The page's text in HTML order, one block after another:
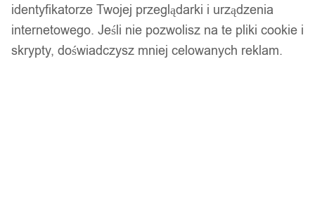
identyfikatorze Twojej przeglądarki i urządzenia
internetowego. Jeśli nie pozwolisz na te pliki cookie i
skrypty, doświadczysz mniej celowanych reklam.